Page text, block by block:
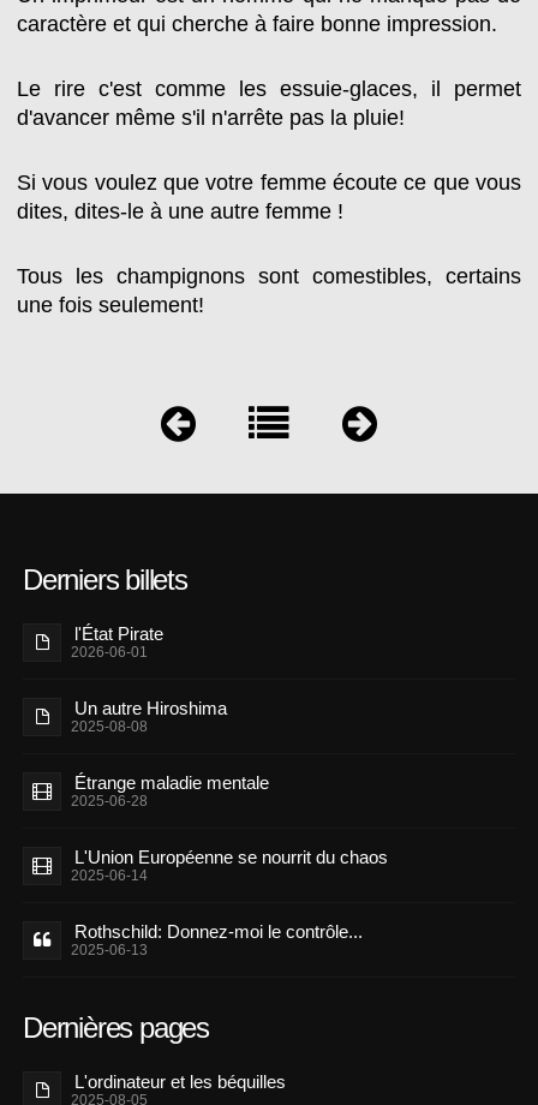
caractère et qui cherche à faire bonne impression.
Le rire c'est comme les essuie-glaces, il permet
d'avancer même s'il n'arrête pas la pluie!
Si vous voulez que votre femme écoute ce que vous
dites, dites-le à une autre femme !
Tous les champignons sont comestibles, certains
une fois seulement!
Derniers billets
l'État Pirate
2026-06-01
Un autre Hiroshima
2025-08-08
Étrange maladie mentale
2025-06-28
L'Union Européenne se nourrit du chaos
2025-06-14
Rothschild: Donnez-moi le contrôle...
2025-06-13
Dernières pages
L'ordinateur et les béquilles
2025-08-05